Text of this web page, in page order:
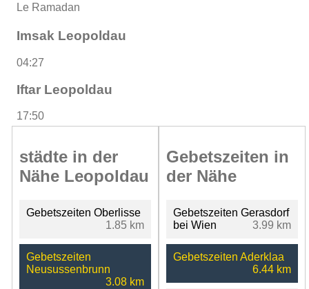
Le Ramadan
Imsak Leopoldau
04:27
Iftar Leopoldau
17:50
städte in der
Nähe Leopoldau
Gebetszeiten Oberlisse
1.85 km
Gebetszeiten
Neusussenbrunn
3.08 km
Gebetszeiten in
der Nähe
Gebetszeiten Gerasdorf
bei Wien
3.99 km
Gebetszeiten Aderklaa
6.44 km